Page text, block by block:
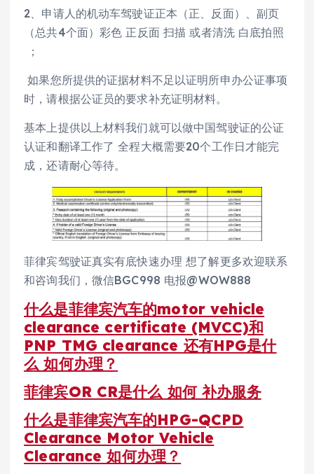
2、申请人的机动车驾驶证正本（正、反面）、副页
（总共4个面）彩色 正反面 扫描 或者清洗 白底拍照
；
如果您所提供的证据材料不足以证明所申办公证事项
时，请根据公证员的要求补充证明材料。
基本上提供以上材料我们就可以做中国驾驶证的公证
认证和翻译工作了 全程大概需要20个工作日才能完
成，还请耐心等待。
菲律宾驾驶证真实有底快速办理 想了解更多欢迎联系
和咨询我们，微信BGC998 电报@WOW888
什么是菲律宾汽车的motor vehicle
clearance certificate (MVCC)和
PNP TMG clearance 还有HPG是什
么 如何办理？
菲律宾OR CR是什么 如何 补办服务
什么是菲律宾汽车的HPG-QCPD
Clearance Motor Vehicle
Clearance 如何办理？